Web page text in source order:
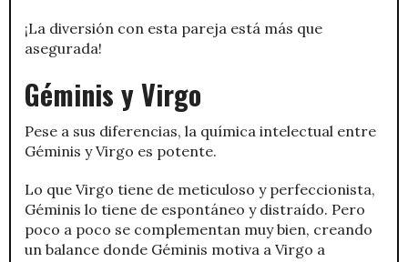
¡La diversión con esta pareja está más que
asegurada!
Géminis y Virgo
Pese a sus diferencias, la química intelectual entre
Géminis y Virgo es potente.
Lo que Virgo tiene de meticuloso y perfeccionista,
Géminis lo tiene de espontáneo y distraído. Pero
poco a poco se complementan muy bien, creando
un balance donde Géminis motiva a Virgo a